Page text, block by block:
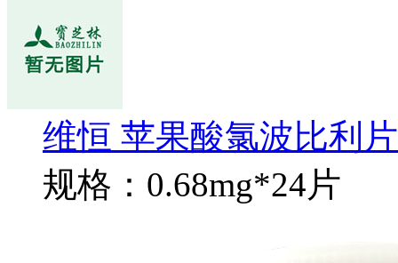
维恒 苹果酸氯波比利片
规格：0.68mg*24片